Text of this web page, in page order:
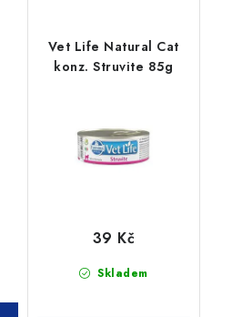
Vet Life Natural Cat
konz. Struvite 85g
Skladem
39 Kč